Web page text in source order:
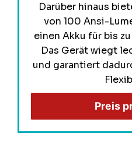
Darüber hinaus
von 100 Ansi-
einen Akku für bis
Das Gerät wiegt
und garantiert
Preis